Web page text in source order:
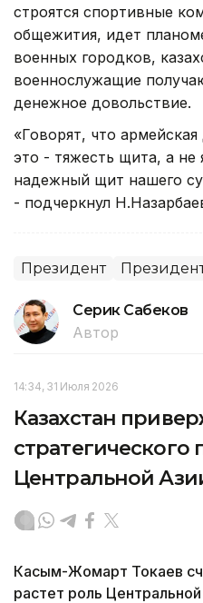
строятся спортивные
общежития, идет
военных городков,
военнослужащие
денежное довольствие.
«Говорят, что
это - тяжесть щита, а не
надежный щит нашего
- подчеркнул
Президент
Серик Сабеков
Автор
14:34, 31 Июля 2026
Казахстан
стратегического
Центральной
Касым-Жомарт Токаев
растет роль